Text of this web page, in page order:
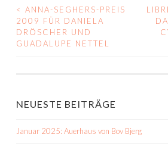
BEITRAGS-
NAVIGATION
< ANNA-SEGHERS-PREIS
2009 FÜR DANIELA
DRÖSCHER UND
GUADALUPE NETTEL
NEUESTE BEITRÄGE
Januar 2025: Auerhaus von Bov Bjerg